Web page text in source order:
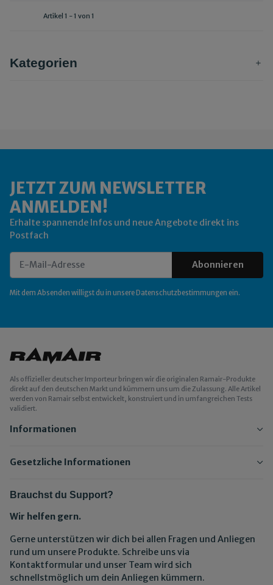
Artikel 1 - 1 von 1
Kategorien
JETZT ZUM NEWSLETTER
ANMELDEN!
Erhalte spannende Infos und neue Angebote direkt ins
Postfach
Abonnieren
Mit dem Absenden willigst du in unsere Datenschutzbestimmungen ein.
Als offizieller deutscher Importeur bringen wir die originalen Ramair-Produkte
direkt auf den deutschen Markt und kümmern uns um die Zulassung. Alle Artikel
werden von Ramair selbst entwickelt, konstruiert und in umfangreichen Tests
validiert.
Informationen
Gesetzliche Informationen
Brauchst du Support?
Wir helfen gern.
Gerne unterstützen wir dich bei allen Fragen und Anliegen
rund um unsere Produkte. Schreibe uns via
Kontaktformular und unser Team wird sich
schnellstmöglich um dein Anliegen kümmern.